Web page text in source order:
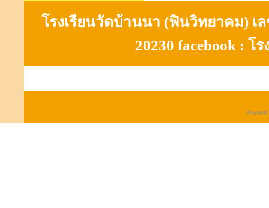
โรงเรียนวัดบ้านนา (ฟินวิทยาคม) เ
20230 facebook :